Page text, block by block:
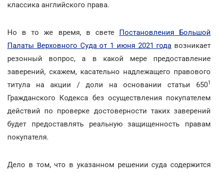
классика английского права.
Но в то же время, в свете Постановления Большой
Палаты Верховного Суда от 1 июня 2021 года возникает
резонный вопрос, а в какой мере предоставление
заверений, скажем, касательно надлежащего правового
титула на акции / доли на основании статьи 6501
Гражданского Кодекса без осуществления покупателем
действий по проверке достоверности таких заверений
будет предоставлять реальную защищенность правам
покупателя.
Дело в том, что в указанном решении суда содержится